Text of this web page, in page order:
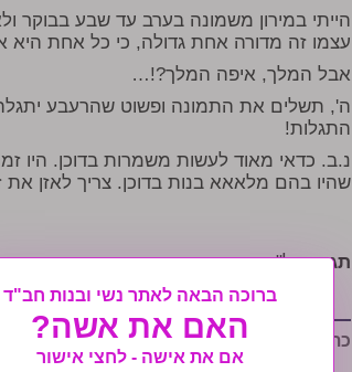
הייתי במירון משמונה בערב עד שבע בבוקר
עצמו זה מדורה אחת גדולה, כי כל אחת היא
אבל המלך, איפה המלך?!…
ה', תשלים את התמונה ופשוט שהרעבע
התגלות!
נ.ב. כדאי מאוד לעשות משמרות בדוכן. היו
שהיו בהם מלאאא בנות בדוכן. צריך לאזן
תגיות:ל"ג בעומר,מירון
כתבות נוספות שיעניינו אותך:
ברוכה הבאה לאתר נשי ובנות חב"ד
האם את אשה?
אם את אישה - לחצי אישור